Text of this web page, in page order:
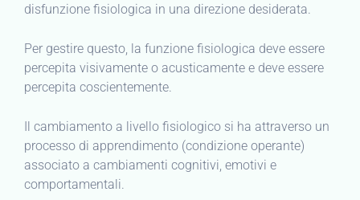
disfunzione fisiologica in una direzione desiderata.
Per gestire questo, la funzione fisiologica deve essere
percepita visivamente o acusticamente e deve essere
percepita coscientemente.
Il cambiamento a livello fisiologico si ha attraverso un
processo di apprendimento (condizione operante)
associato a cambiamenti cognitivi, emotivi e
comportamentali.